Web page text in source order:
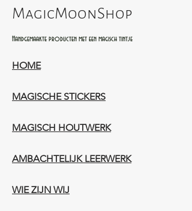
MagicMoonShop
Handgemaakte producten met een magisch tintje
HOME
MAGISCHE STICKERS
MAGISCH HOUTWERK
AMBACHTELIJK LEERWERK​
WIE ZIJN WIJ​​